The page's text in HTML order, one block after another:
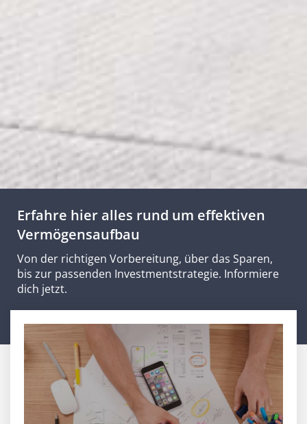
Erfahre hier alles rund um effektiven
Vermögensaufbau
Von der richtigen Vorbereitung, über das Sparen,
bis zur passenden Investmentstrategie. Informiere
dich jetzt.